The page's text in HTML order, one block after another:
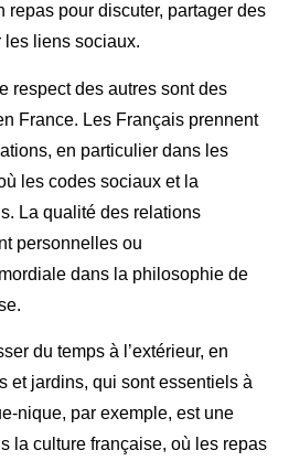
repas pour discuter, partager des
les liens sociaux.
respect des autres sont des
France. Les Français prennent
en particulier dans les
les codes sociaux et la
La qualité des relations
personnelles ou
dans la philosophie de
du temps à l’extérieur, en
et jardins, qui sont essentiels à
nique, par exemple, est une
la culture française, où les repas